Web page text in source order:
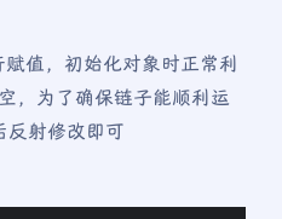
赋值，初始化对象时正常利
，为了确保链子能顺利运
反射修改即可